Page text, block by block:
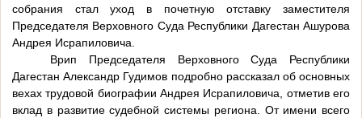
собрания стал уход в почетную отставку заместителя
Председателя Верховного Суда Республики Дагестан Ашурова
Андрея Исрапиловича.
Врип Председателя Верховного Суда Республики
Дагестан Александр Гудимов подробно рассказал об основных
вехах трудовой биографии Андрея Исрапиловича, отметив его
вклад в развитие судебной системы региона. От имени всего